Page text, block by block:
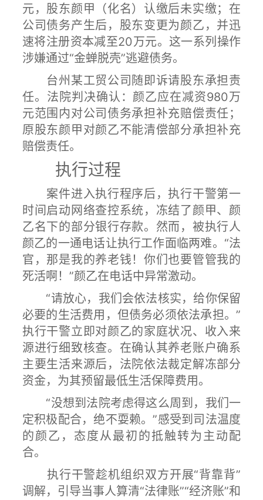
元，股东颜甲（化名）认缴后未实缴；在
公司债务产生后，股东变更为颜乙，并迅
速将注册资本减至20万元。这一系列操作
涉嫌通过“金蝉脱壳”逃避债务。
台州某工贸公司随即诉请股东承担责
任。法院判决确认：颜乙应在减资980万
元范围内对公司债务承担补充赔偿责任；
原股东颜甲对颜乙不能清偿部分承担补充
赔偿责任。
执行过程
案件进入执行程序后，执行干警第一
时间启动网络查控系统，冻结了颜甲、颜
乙名下的部分银行存款。然而，被执行人
颜乙的一通电话让执行工作面临两难。“法
官，那是我的养老钱！你们也要管管我的
死活啊！”颜乙在电话中异常激动。
“请放心，我们会依法核实，给你保留
必要的生活费用，但债务必须依法承担。”
执行干警立即对颜乙的家庭状况、收入来
源进行细致核查。在确认其养老账户确系
主要生活来源后，法院依法裁定解冻部分
资金，为其预留最低生活保障费用。
“没想到法院考虑得这么周到，我们一
定积极配合，绝不耍赖。”感受到司法温度
的颜乙，态度从最初的抵触转为主动配
合。
执行干警趁机组织双方开展“背靠背”
调解，引导当事人算清“法律账”“经济账”和